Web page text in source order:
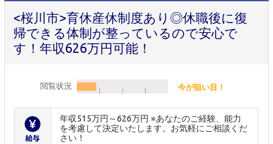
<桜川市>育休産休制度あり◎休職後に復
帰できる体制が整っているので安心で
す！年収626万円可能！
閲覧状況 今が狙い目！
年収515万円～626万円 ※あなたのご経験、能力
を考慮して決定いたします。お気軽にご相談くだ
さい！